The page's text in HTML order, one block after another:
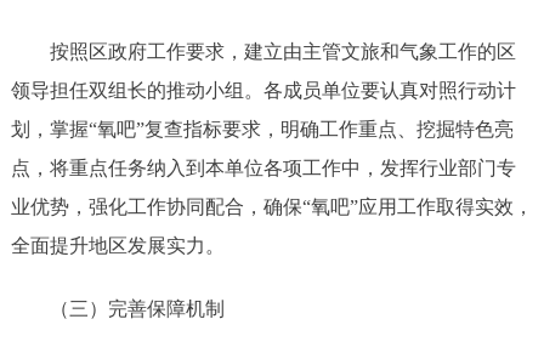
按照区政府工作要求，建立由主管文旅和气象工作的区
领导担任双组长的推动小组。 各成员单位要认真对照行动计
划，掌握“氧吧”复查指标要求， 明确工作重点、挖掘特色亮
点， 将重点任务纳入到本单位各项工作中，发挥行业部门专
业优势，强化工作协同配合，确保“氧吧”应用工作取得实效，
全面提升地区发展实力。
（三）完善保障机制